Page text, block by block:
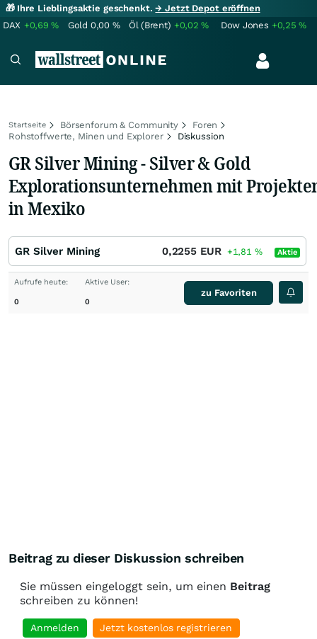
🎁 Ihre Lieblingsaktie geschenkt.→ Jetzt Depot eröffnen
DAX +0,69% Gold 0,00 % Öl (Brent) +0,02% Dow Jones +0,25%
Startseite Börsenforum & Community
Foren
Rohstoffwerte, Minen und Explorer
Diskussion
GR Silver Mining - Silver & Gold
Explorationsunternehmen mit
in Mexiko
GR Silver Mining 0,2255 EUR +1,81 % Aktie
Aufrufe heute:
0
Aktive User:
0
zu Favoriten
Beitrag zu dieser Diskussion schreiben
Sie müssen eingeloggt sein, um einen Beitrag
schreiben zu können!
Anmelden Jetzt kostenlos registrieren